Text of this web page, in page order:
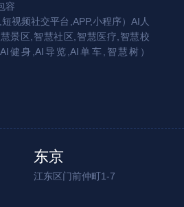
容
视频社交平台,APP,小程序）AI人
景区,智慧社区,智慧医疗,智慧校
健身,AI导览,AI单车,智慧树）
东京
江东区门前仲町1-7